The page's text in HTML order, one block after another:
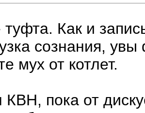
туфта. Как и
сознания, увы
мух от котлет.
КВН, пока от